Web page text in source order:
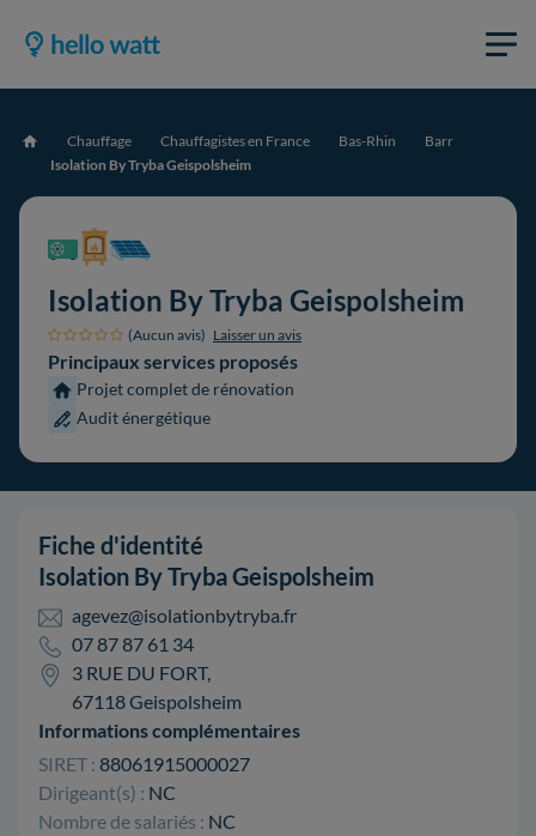
Accueil Chauffage Chauffagistes en France Bas-Rhin
Barr
Isolation By Tryba Geispolsheim
Isolation By Tryba Geispolsheim
(Aucun avis) Laisser un avis
Principaux services proposés
Projet complet de rénovation
Audit énergétique
Fiche d'identité
Isolation By Tryba Geispolsheim
agevez@isolationbytryba.fr
07 87 87 61 34
3 RUE DU FORT,
67118 Geispolsheim
Informations complémentaires
SIRET : 88061915000027
Dirigeant(s) : NC
Nombre de salariés : NC